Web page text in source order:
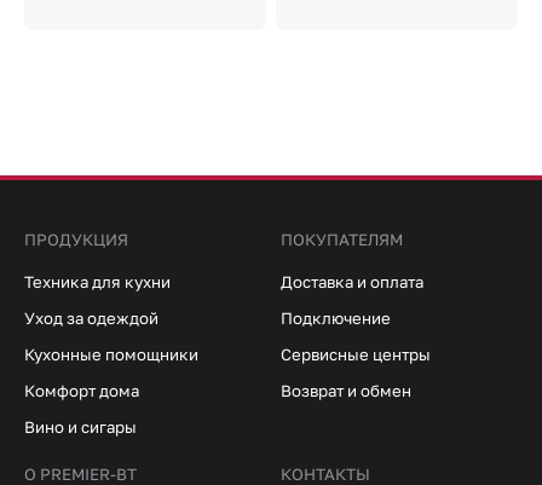
ПРОДУКЦИЯ
Техника для кухни
Уход за одеждой
Кухонные помощники
Комфорт дома
Вино и сигары
ПОКУПАТЕЛЯМ
Доставка и оплата
Подключение
Сервисные центры
Возврат и обмен
О PREMIER-BT КОНТАКТЫ